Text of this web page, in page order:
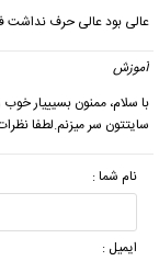
عالی بود عالی حرف نداشت
آموزش
با سلام، ممنون بسیییار
سایتتون سر میزنم.لطفا
نام شما :
ایمیل :